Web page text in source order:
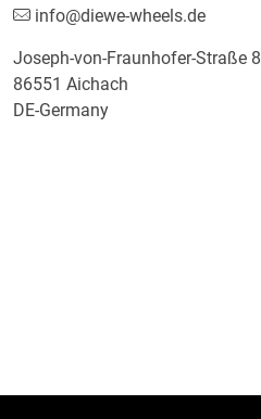
info@diewe-wheels.de
Joseph-von-Fraunhofer-Straße 8
86551 Aichach
DE-Germany